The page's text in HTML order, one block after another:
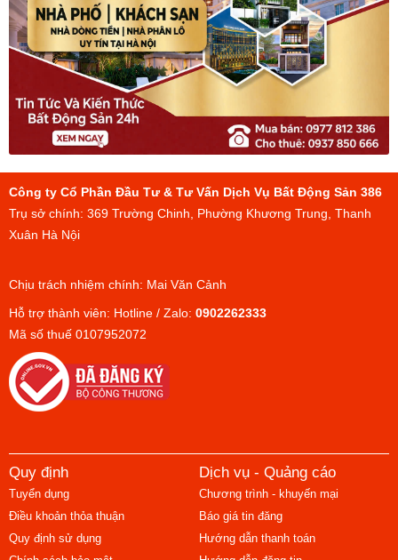
Công ty Cổ Phần Đầu Tư & Tư Vấn Dịch Vụ Bất Động Sản 386
Trụ sở chính: 369 Trường Chinh, Phường Khương Trung, Thanh
Xuân Hà Nội
Chịu trách nhiệm chính: Mai Văn Cảnh
Hỗ trợ thành viên: Hotline / Zalo: 0902262333
Mã số thuế 0107952072
Quy định
Tuyển dụng
Điều khoản thỏa thuận
Quy định sử dụng
Dịch vụ - Quảng cáo
Chương trình - khuyến mại
Báo giá tin đăng
Hướng dẫn thanh toán